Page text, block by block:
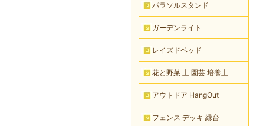
パラソルスタンド
ガーデンライト
レイズドベッド
花と野菜 土 園芸 培養土
アウトドア HangOut
フェンス デッキ 縁台